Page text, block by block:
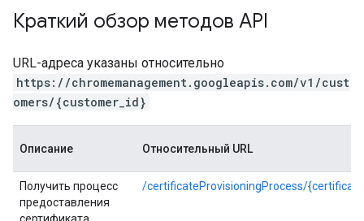
Краткий обзор методов API
URL-адреса указаны относительно
https://chromemanagement.googleapis.com/v1/cust
omers/{customer_id}
Описание Относительный URL
Получить процесс
предоставления
/certificateProvisioningProcess/